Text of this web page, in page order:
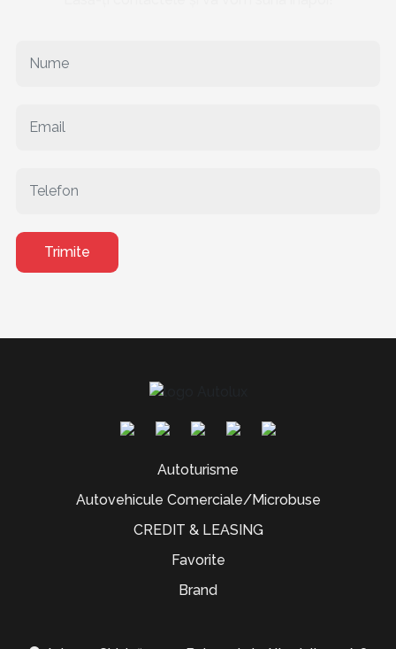
Trimite
Autoturisme
Autovehicule Comerciale/Microbuse
CREDIT & LEASING
Favorite
Brand